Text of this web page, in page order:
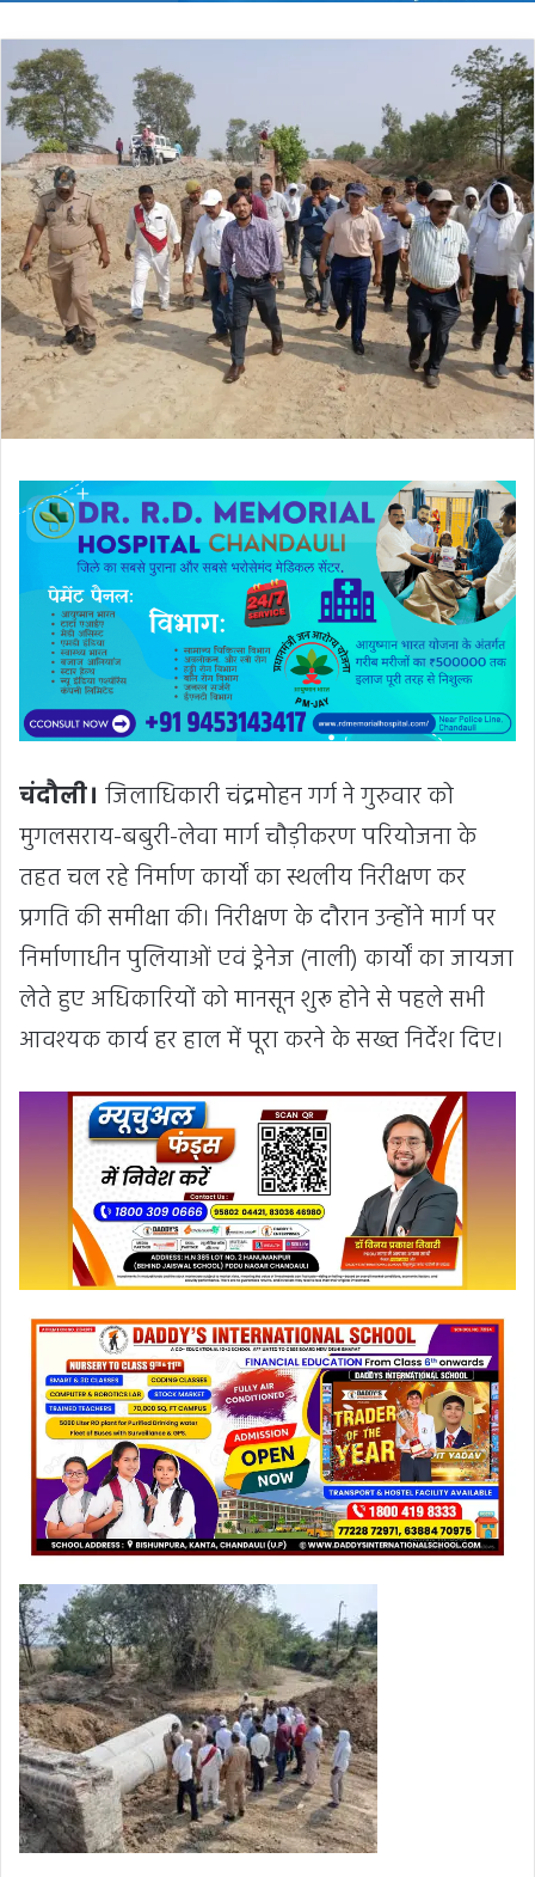
चंदौली। जिलाधिकारी चंद्रमोहन गर्ग ने गुरुवार को
मुगलसराय-बबुरी-लेवा मार्ग चौड़ीकरण परियोजना के
तहत चल रहे निर्माण कार्यों का स्थलीय निरीक्षण कर
प्रगति की समीक्षा की। निरीक्षण के दौरान उन्होंने मार्ग पर
निर्माणाधीन पुलियाओं एवं ड्रेनेज (नाली) कार्यों का जायजा
लेते हुए अधिकारियों को मानसून शुरू होने से पहले सभी
आवश्यक कार्य हर हाल में पूरा करने के सख्त निर्देश दिए।